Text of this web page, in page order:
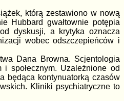
którą zestawiono w nową
Hubbard gwałtownie potępia
dyskusji, a krytyka oznacza
wobec odszczepieńców i
Dana Browna. Scjentologia
społecznym. Uzależnione od
będąca kontynuatorką czasów
Kliniki psychiatryczne to